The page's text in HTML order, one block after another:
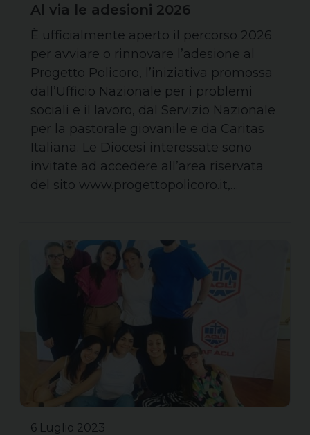
Al via le adesioni 2026
È ufficialmente aperto il percorso 2026
per avviare o rinnovare l’adesione al
Progetto Policoro, l’iniziativa promossa
dall’Ufficio Nazionale per i problemi
sociali e il lavoro, dal Servizio Nazionale
per la pastorale giovanile e da Caritas
Italiana. Le Diocesi interessate sono
invitate ad accedere all’area riservata
del sito www.progettopolicoro.it,…
6 Luglio 2023